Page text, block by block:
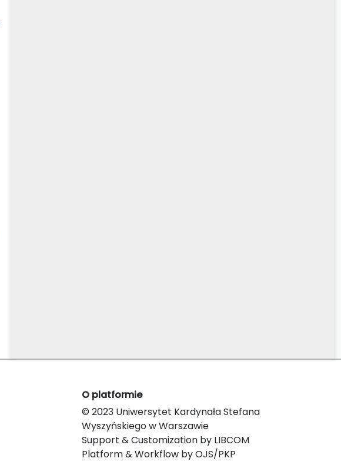
O platformie
© 2023 Uniwersytet Kardynała Stefana
Wyszyńskiego w Warszawie
Support & Customization by LIBCOM
Platform & Workflow by OJS/PKP